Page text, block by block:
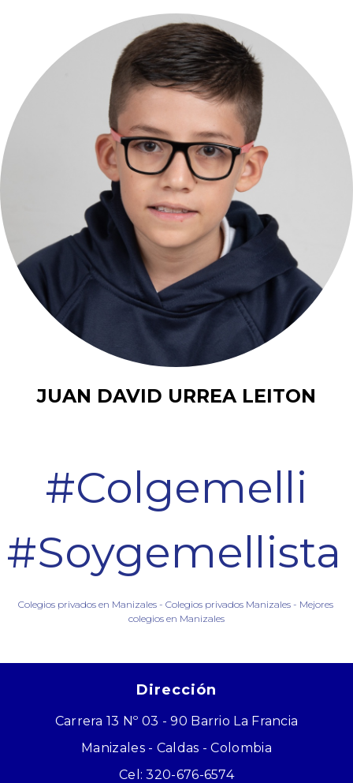
JUAN DAVID URREA LEITON
#Colgemelli
#Soygemellista
Colegios privados en Manizales - Colegios privados Manizales - Mejores
colegios en Manizales
Dirección
Carrera 13 Nº 03 - 90 Barrio La Francia
Manizales - Caldas - Colombia
Cel: 320-676-6574